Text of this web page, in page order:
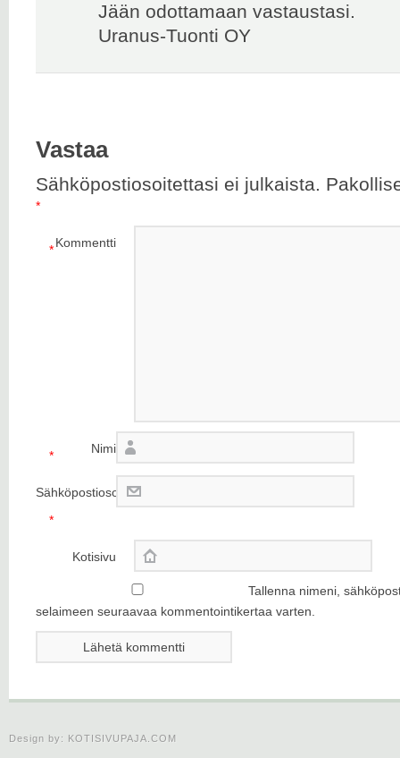
Jään odottamaan vastaustasi.
Uranus-Tuonti OY
Vastaa
Sähköpostiosoitettasi ei julkaista.
*
Kommentti
*
Nimi
*
Sähköpostiosoite
*
Kotisivu
Tallenna nimeni,
selaimeen seuraavaa kommentointikertaa varten.
Design by: KOTISIVUPAJA.COM